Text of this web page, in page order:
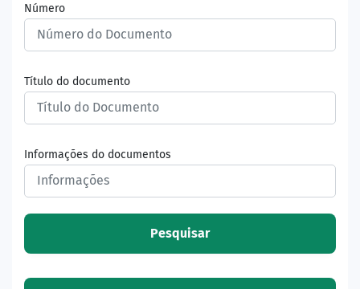
Número
Título do documento
Informações do documentos
Pesquisar